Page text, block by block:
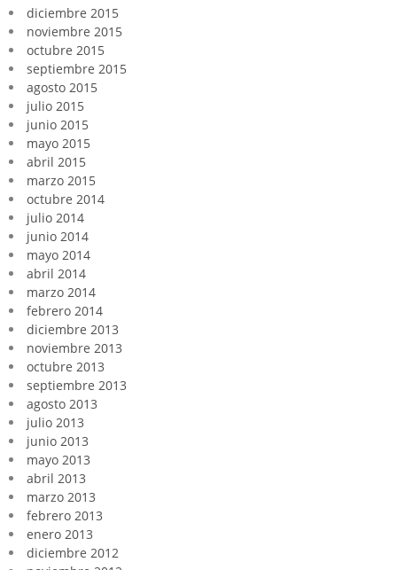
diciembre 2015
noviembre 2015
octubre 2015
septiembre 2015
agosto 2015
julio 2015
junio 2015
mayo 2015
abril 2015
marzo 2015
octubre 2014
julio 2014
junio 2014
mayo 2014
abril 2014
marzo 2014
febrero 2014
diciembre 2013
noviembre 2013
octubre 2013
septiembre 2013
agosto 2013
julio 2013
junio 2013
mayo 2013
abril 2013
marzo 2013
febrero 2013
enero 2013
diciembre 2012